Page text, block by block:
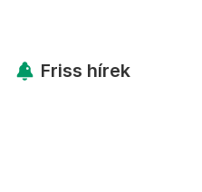
Friss hírek